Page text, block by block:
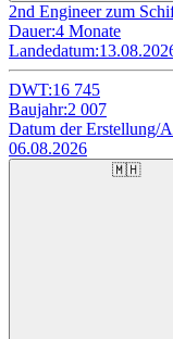
2nd Engineer zum
Dauer:4 Monate
Landedatum:
DWT:16 745
Baujahr:2 007
Datum der Erstellung/
06.08.2026
🇲🇭